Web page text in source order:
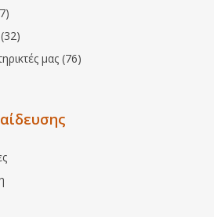
μας (76)